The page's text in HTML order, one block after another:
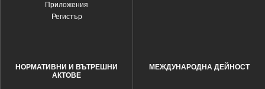
Приложения
Регистър
НОРМАТИВНИ И ВЪТРЕШНИ
АКТОВЕ
МЕЖДУНАРОДНА ДЕЙНОСТ